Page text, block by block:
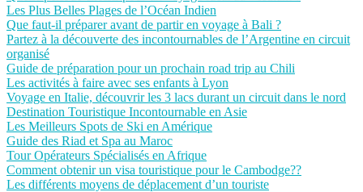
Les Plus Belles Plages de l’Océan Indien
Que faut-il préparer avant de partir en voyage à Bali ?
Partez à la découverte des incontournables de l’Argentine en circuit
organisé
Guide de préparation pour un prochain road trip au Chili
Les activités à faire avec ses enfants à Lyon
Voyage en Italie, découvrir les 3 lacs durant un circuit dans le nord
Destination Touristique Incontournable en Asie
Les Meilleurs Spots de Ski en Amérique
Guide des Riad et Spa au Maroc
Tour Opérateurs Spécialisés en Afrique
Comment obtenir un visa touristique pour le Cambodge??
Les différents moyens de déplacement d’un touriste